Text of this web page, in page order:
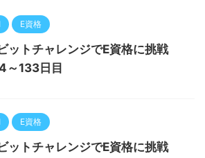
E資格
ットチャレンジでE資格に挑戦
～133日目
E資格
ットチャレンジでE資格に挑戦